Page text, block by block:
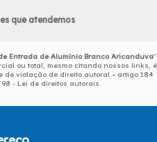
que atendemos
Entrada de Alumínio Branco Aricanduva"
ou total, mesmo citando nossos links, é
de violação de direito autoral – artigo 184
98 - Lei de direitos autorais.